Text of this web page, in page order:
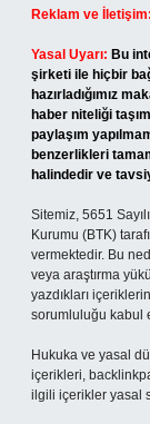
Reklam ve İletişim:
Yasal Uyarı: Bu
şirketi ile hiçbir
hazırladığımız
haber niteliği
paylaşım
benzerlikleri
halindedir ve
Sitemiz, 5651
Kurumu (BTK)
vermektedir. Bu
veya araştırma
yazdıkları
sorumluluğu kabul
Hukuka ve yasal
içerikleri,
ilgili içerikler yasal